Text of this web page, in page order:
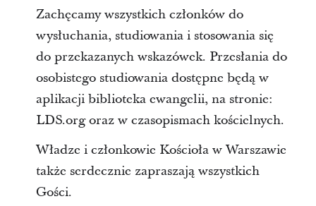
Zachęcamy wszystkich członków do
wysłuchania, studiowania i stosowania się
do przekazanych wskazówek. Przesłania do
osobistego studiowania dostępne będą w
aplikacji biblioteka ewangelii, na stronie:
LDS.org oraz w czasopismach kościelnych.
Władze i członkowie Kościoła w Warszawie
także serdecznie zapraszają wszystkich
Gości.